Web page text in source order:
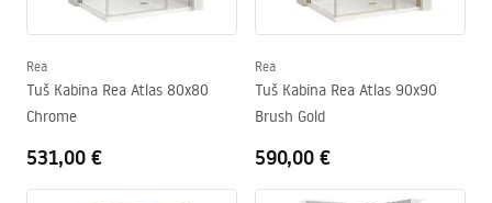
Rea
Tuš Kabina Rea Atlas 80x80
Chrome
531,00 €
Rea
Tuš Kabina Rea Atlas 90x90
Brush Gold
590,00 €